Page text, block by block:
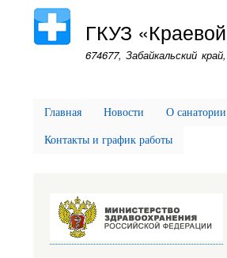
ГКУЗ
674677, Забайкальский
Главная Новости О санатории
Контакты и график работы